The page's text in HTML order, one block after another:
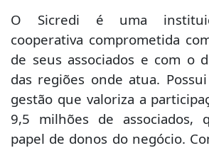
O Sicredi é uma
cooperativa comprometida
de seus associados e com o
das regiões onde atua.
gestão que valoriza a
9,5 milhões de associados,
papel de donos do negócio.